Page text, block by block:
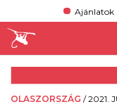
Ajánlatok
OLASZORSZÁG /2021.